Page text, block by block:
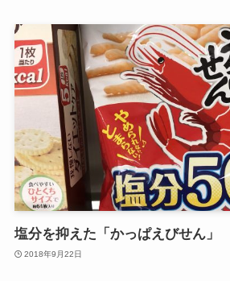
塩分を抑えた「かっぱえびせん」
2018年9月22日